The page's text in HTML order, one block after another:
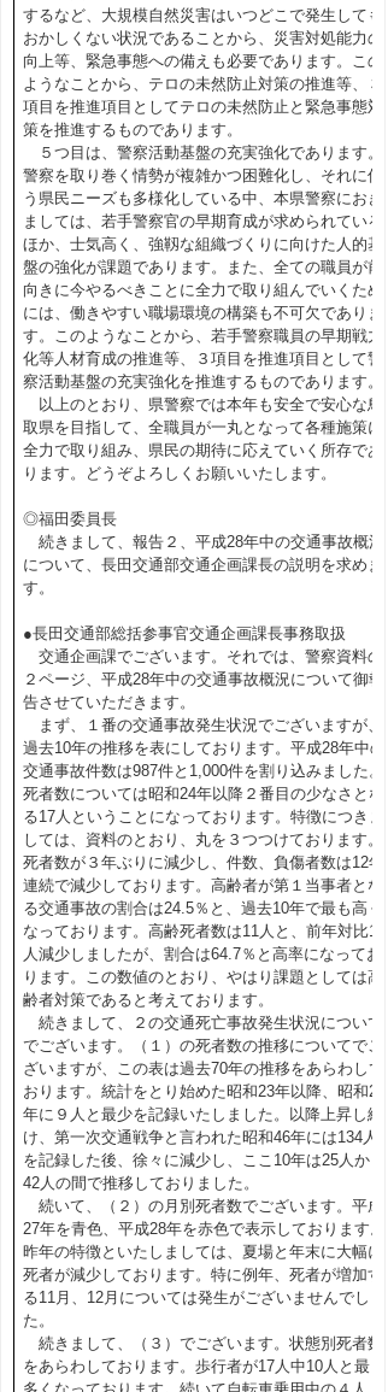
するなど、大規模自然災害はいつどこで発生しても
おかしくない状況であることから、災害対処能力の
向上等、緊急事態への備えも必要であります。この
ようなことから、テロの未然防止対策の推進等、３
項目を推進項目としてテロの未然防止と緊急事態対
策を推進するものであります。
５つ目は、警察活動基盤の充実強化であります。
警察を取り巻く情勢が複雑かつ困難化し、それに伴
う県民ニーズも多様化している中、本県警察におき
ましては、若手警察官の早期育成が求められている
ほか、士気高く、強靱な組織づくりに向けた人的基
盤の強化が課題であります。また、全ての職員が前
向きに今やるべきことに全力で取り組んでいくため
には、働きやすい職場環境の構築も不可欠でありま
す。このようなことから、若手警察職員の早期戦力
化等人材育成の推進等、３項目を推進項目として警
察活動基盤の充実強化を推進するものであります。
以上のとおり、県警察では本年も安全で安心な鳥
取県を目指して、全職員が一丸となって各種施策に
全力で取り組み、県民の期待に応えていく所存であ
ります。どうぞよろしくお願いいたします。
◎福田委員長
続きまして、報告２、平成28年中の交通事故概況
について、長田交通部交通企画課長の説明を求めま
す。
●長田交通部総括参事官交通企画課長事務取扱
交通企画課でございます。それでは、警察資料の
２ページ、平成28年中の交通事故概況について御報
告させていただきます。
まず、１番の交通事故発生状況でございますが、
過去10年の推移を表にしております。平成28年中の
交通事故件数は987件と1,000件を割り込みました。
死者数については昭和24年以降２番目の少なさとな
る17人ということになっております。特徴につきま
しては、資料のとおり、丸を３つつけております。
死者数が３年ぶりに減少し、件数、負傷者数は12年
連続で減少しております。高齢者が第１当事者とな
る交通事故の割合は24.5％と、過去10年で最も高く
なっております。高齢死者数は11人と、前年対比10
人減少しましたが、割合は64.7％と高率になってお
ります。この数値のとおり、やはり課題としては高
齢者対策であると考えております。
続きまして、２の交通死亡事故発生状況について
でございます。（１）の死者数の推移についてでご
ざいますが、この表は過去70年の推移をあらわして
おります。統計をとり始めた昭和23年以降、昭和24
年に９人と最少を記録いたしました。以降上昇し続
け、第一次交通戦争と言われた昭和46年には134人
を記録した後、徐々に減少し、ここ10年は25人から
42人の間で推移しておりました。
続いて、（２）の月別死者数でございます。平成
27年を青色、平成28年を赤色で表示しております。
昨年の特徴といたしましては、夏場と年末に大幅に
死者が減少しております。特に例年、死者が増加す
る11月、12月については発生がございませんでし
た。
続きまして、（３）でございます。状態別死者数
をあらわしております。歩行者が17人中10人と最も